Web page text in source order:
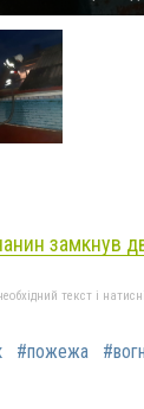
замкнув
текст і
#пожежа